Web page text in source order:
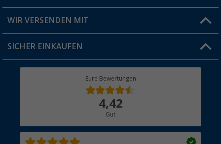
Jobs & Karriere
Versandinformationen
Rücksendung
WIR VERSENDEN MIT
SICHER EINKAUFEN
Eure Bewertungen
4,42
Gut